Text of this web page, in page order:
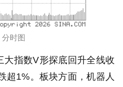
分时图
大指数V形探底回升全线收
超1%。板块方面，机器人